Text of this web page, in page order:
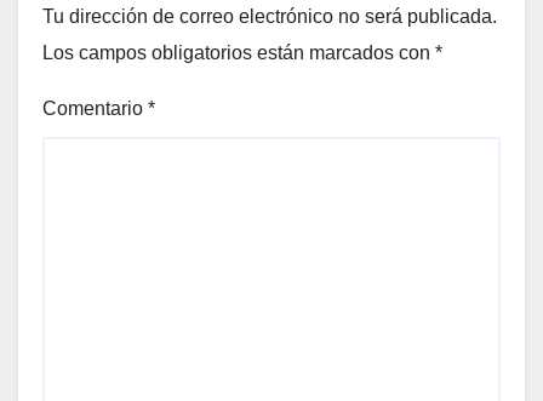
Tu dirección de correo electrónico no será publicada.
Los campos obligatorios están marcados con *
Comentario *